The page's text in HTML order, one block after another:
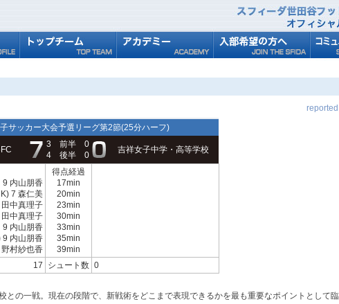
サッカー大会予選リーグ第2節(25分ハーフ)
3
4
前半
後半
0
0
吉祥女子中学・高等学校
9 内山朋香
7 森仁美
中真理子
田中真理子
9 内山朋香
9 内山朋香
野村紗也香
得点経過
17min
20min
23min
30min
33min
35min
39min
17
シュート数 0
の一戦。現在の段階で、新戦術をどこまで表現できるかを最も重要なポイントとして